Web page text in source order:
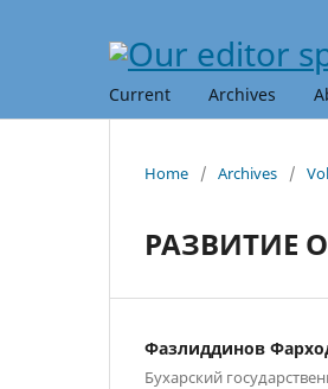
Current Archives
Home / Archives /
РАЗВИТИЕ
Фазлиддинов
Бухарский